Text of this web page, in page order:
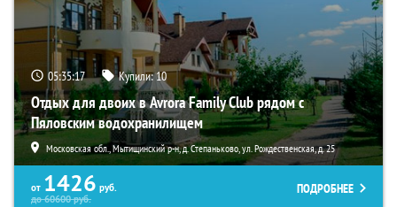
05:35:16 Купили:10
Отдых для двоих в Avrora Family Club рядом с
Пяловским водохранилищем
Московская обл., Мытищинский р-н, д. Степаньково, ул. Рождественская, д. 25
от 1426 руб.
до60600руб.
ПОДРОБНЕЕ